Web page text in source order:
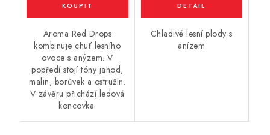
Aroma Red Drops
kombinuje chuť lesního
ovoce s anýzem. V
popředí stojí tóny jahod,
malin, borůvek a ostružin.
V závěru přichází ledová
koncovka.
Chladivé lesní plody s
anízem